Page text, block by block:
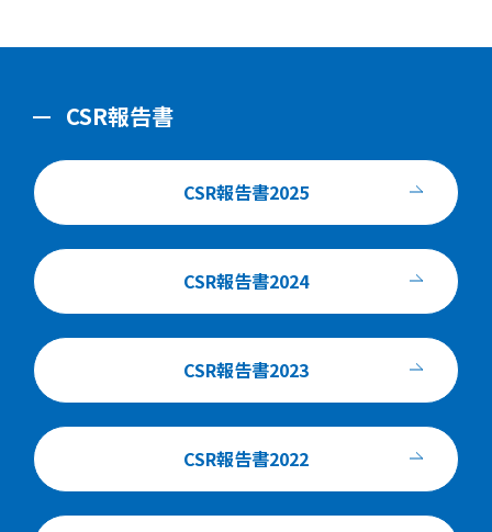
CSR報告書
CSR報告書2025
CSR報告書2024
CSR報告書2023
CSR報告書2022